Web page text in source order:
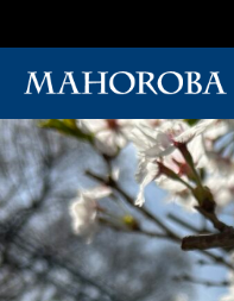
Warning: Undefined
/home/covs/
content/themes/